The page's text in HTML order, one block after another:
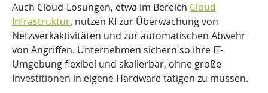
Auch Cloud-Lösungen, etwa im Bereich Cloud
Infrastruktur, nutzen KI zur Überwachung von
Netzwerkaktivitäten und zur automatischen Abwehr
von Angriffen. Unternehmen sichern so ihre IT-
Umgebung flexibel und skalierbar, ohne große
Investitionen in eigene Hardware tätigen zu müssen.